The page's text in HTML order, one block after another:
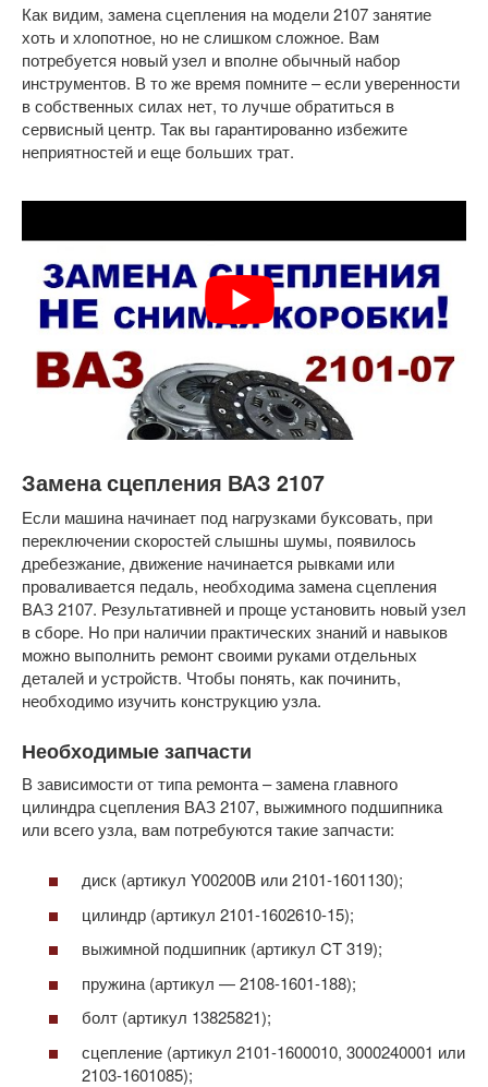
Как видим, замена сцепления на модели 2107 занятие
хоть и хлопотное, но не слишком сложное. Вам
потребуется новый узел и вполне обычный набор
инструментов. В то же время помните – если уверенности
в собственных силах нет, то лучше обратиться в
сервисный центр. Так вы гарантированно избежите
неприятностей и еще больших трат.
Замена сцепления ВАЗ 2107
Если машина начинает под нагрузками буксовать, при
переключении скоростей слышны шумы, появилось
дребезжание, движение начинается рывками или
проваливается педаль, необходима замена сцепления
ВАЗ 2107. Результативней и проще установить новый узел
в сборе. Но при наличии практических знаний и навыков
можно выполнить ремонт своими руками отдельных
деталей и устройств. Чтобы понять, как починить,
необходимо изучить конструкцию узла.
Необходимые запчасти
В зависимости от типа ремонта – замена главного
цилиндра сцепления ВАЗ 2107, выжимного подшипника
или всего узла, вам потребуются такие запчасти:
диск (артикул Y00200B или 2101-1601130);
цилиндр (артикул 2101-1602610-15);
выжимной подшипник (артикул CT 319);
пружина (артикул — 2108-1601-188);
болт (артикул 13825821);
сцепление (артикул 2101-1600010, 3000240001 или
2103-1601085);